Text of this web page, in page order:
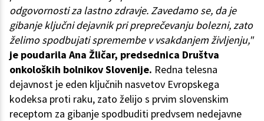
odgovornosti za lastno zdravje. Zavedamo se, da je
gibanje ključni dejavnik pri preprečevanju bolezni, zato
želimo spodbujati spremembe v vsakdanjem življenju,"
je poudarila Ana Žličar, predsednica Društva
onkoloških bolnikov Slovenije. Redna telesna
dejavnost je eden ključnih nasvetov Evropskega
kodeksa proti raku, zato želijo s prvim slovenskim
receptom za gibanje spodbuditi predvsem nedejavne